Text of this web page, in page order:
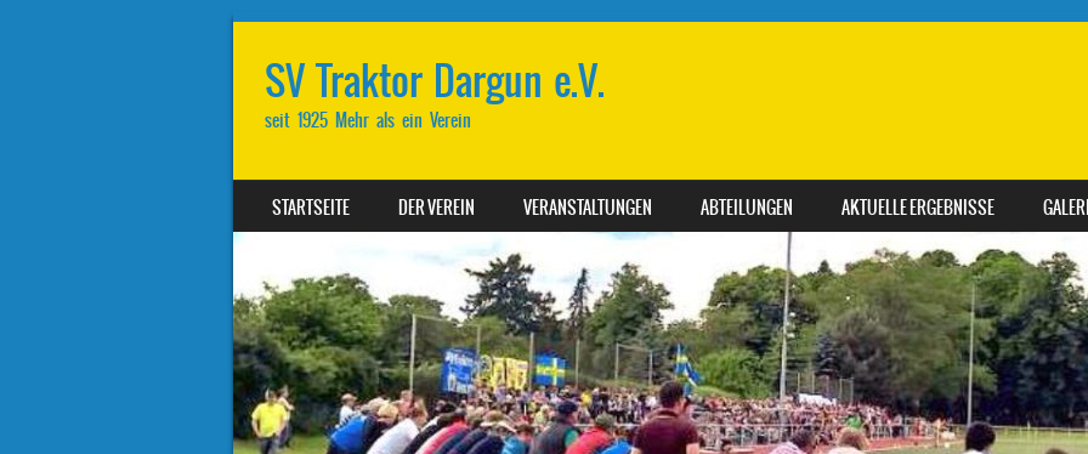
SV Traktor Dargun e.V.
seit 1925 Mehr als ein Verein
MENU
SKIP TO CONTENT
STARTSEITE DER VEREIN VERANSTALTUNGEN ABTEILUNGEN AKTUELLE ERGEBNISSE